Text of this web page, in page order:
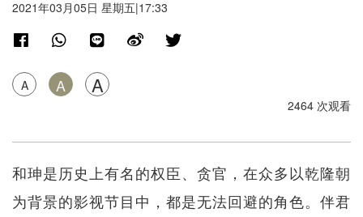
2021年03月05日 星期五|17:33
A A A
2464 次观看
和珅是历史上有名的权臣、贪官，在众多以乾隆朝
为背景的影视节目中，都是无法回避的角色。伴君